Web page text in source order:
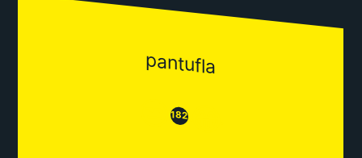
pantufla
😒182😂